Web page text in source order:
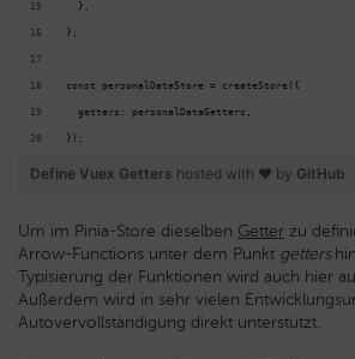
  },
};
const personalDataStore = createStore({
  getters: personalDataGetters,
});
Define Vuex Getters hosted with ❤ by GitHub
Um im Pinia-Store dieselben Getter zu
Arrow-Functions unter dem Punkt getters
Typisierung der Funktionen wird auch hier
Außerdem wird in sehr vielen
Autovervollständigung direkt unterstützt.